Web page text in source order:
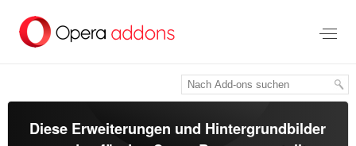
Hauptinhalt
springen
Diese Erweiterungen und Hintergrundbilder